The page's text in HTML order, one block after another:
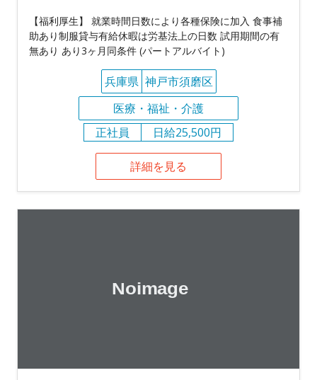
【福利厚生】 就業時間日数により各種保険に加入 食事補
助あり制服貸与有給休暇は労基法上の日数 試用期間の有
無あり あり3ヶ月同条件 (パートアルバイト)
兵庫県 神戸市須磨区
医療・福祉・介護
正社員
日給25,500円
詳細を見る